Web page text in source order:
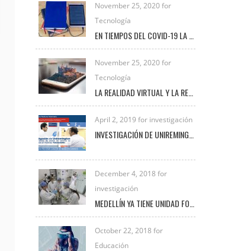
November 25, 2020 for
Tecnología
November 25, 2020 for
Tecnología
April 2, 2019 for investigación
December 4, 2018 for
investigación
October 22, 2018 for
Educación